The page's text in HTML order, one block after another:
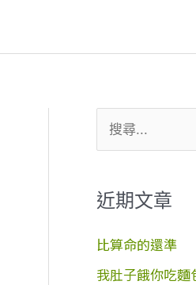
尋
鍵
字
:
近期文章
比算命的還準
我肚子餓你吃麵